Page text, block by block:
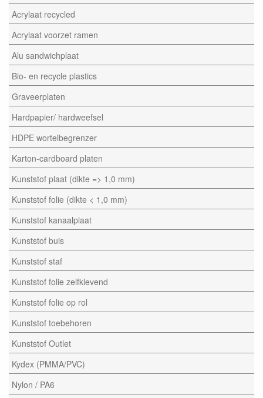
Acrylaat recycled
Acrylaat voorzet ramen
Alu sandwichplaat
Bio- en recycle plastics
Graveerplaten
Hardpapier/ hardweefsel
HDPE wortelbegrenzer
Karton-cardboard platen
Kunststof plaat (dikte => 1,0 mm)
Kunststof folie (dikte < 1,0 mm)
Kunststof kanaalplaat
Kunststof buis
Kunststof staf
Kunststof folie zelfklevend
Kunststof folie op rol
Kunststof toebehoren
Kunststof Outlet
Kydex (PMMA/PVC)
Nylon / PA6